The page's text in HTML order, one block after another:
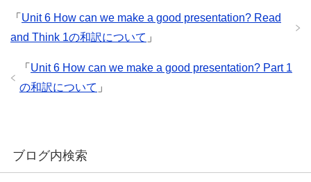
「 Unit 6 How can we make a good presentation? Read
and Think 1の和訳について 」
「 Unit 6 How can we make a good presentation? Part 1
の和訳について 」
ブログ内検索